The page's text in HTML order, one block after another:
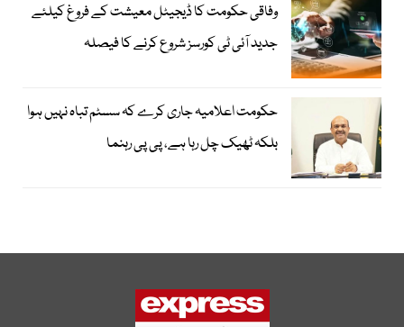
وفاقی حکومت کا ڈیجیٹل معیشت کے فروغ کیلئے
جدید آئی ٹی کورسز شروع کرنے کا فیصلہ
حکومت اعلامیہ جاری کرے کہ سسٹم تباہ نہیں ہوا
بلکہ ٹھیک چل رہا ہے، پی پی رہنما